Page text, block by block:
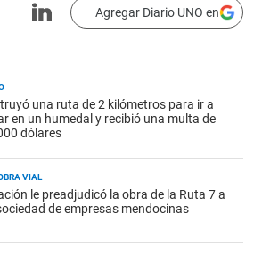
Agregar Diario UNO en
una ruta de 2 kilómetros para ir a
en un humedal y recibió una multa de
dólares
VIAL
le preadjudicó la obra de la Ruta 7 a
de empresas mendocinas